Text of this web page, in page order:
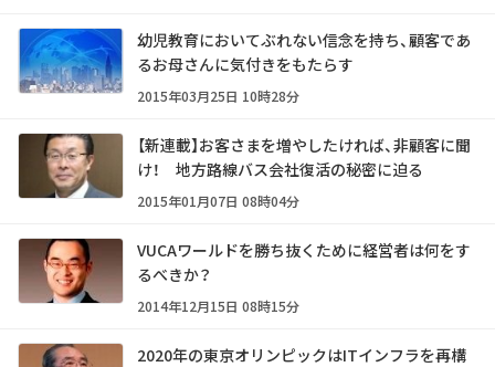
幼児教育においてぶれない信念を持ち、顧客であ
るお母さんに気付きをもたらす
2015年03月25日 10時28分
【新連載】お客さまを増やしたければ、非顧客に聞
け！ 地方路線バス会社復活の秘密に迫る
2015年01月07日 08時04分
VUCAワールドを勝ち抜くために経営者は何をす
るべきか？
2014年12月15日 08時15分
2020年の東京オリンピックはITインフラを再構